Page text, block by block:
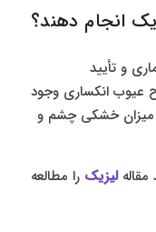
انجام دهند؟
و تأیید
عیوب انکساری وجود
میزان خشکی چشم و
مقالهلیزیک را مطالعه